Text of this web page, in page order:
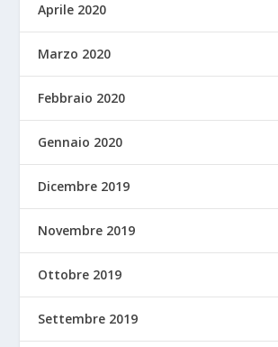
Aprile 2020
Marzo 2020
Febbraio 2020
Gennaio 2020
Dicembre 2019
Novembre 2019
Ottobre 2019
Settembre 2019